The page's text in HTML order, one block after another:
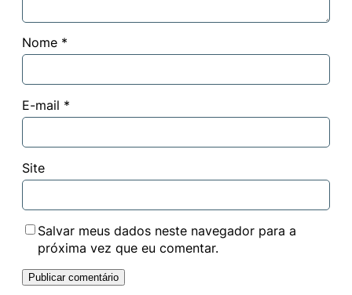
Nome *
E-mail *
Site
Salvar meus dados neste navegador para a
próxima vez que eu comentar.